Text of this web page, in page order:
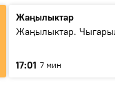
Жаңылыктар
Жаңылыктар.
17:01 7 мин